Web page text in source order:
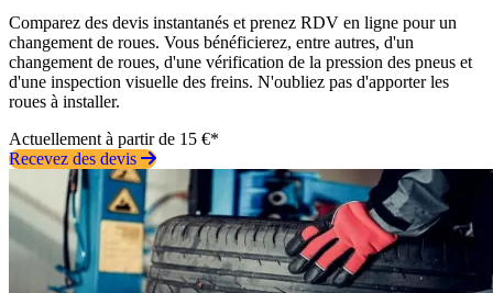
Comparez des devis instantanés et prenez RDV en ligne pour un
changement de roues. Vous bénéficierez, entre autres, d'un
changement de roues, d'une vérification de la pression des pneus et
d'une inspection visuelle des freins. N'oubliez pas d'apporter les
roues à installer.
Actuellement à partir de 15 €*
Recevez des devis